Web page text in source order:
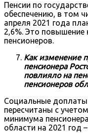
Пенсии по
обеспечению, в том
апреля 2021 года
2,6%. Это повышение
пенсионеров.
Как изменение
пенсионера
повлияло на
пенсионеров
Социальные доплаты
пересчитаны с
минимума
области на 2021 год